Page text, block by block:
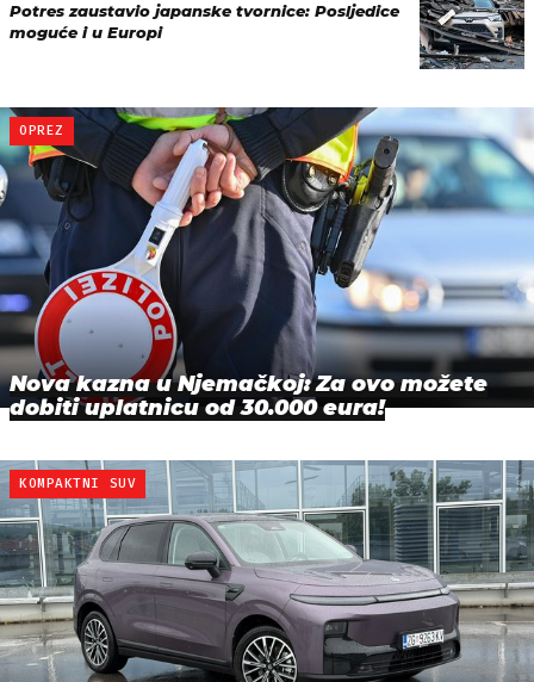
Potres zaustavio japanske tvornice: Posljedice
moguće i u Europi
OPREZ
Nova kazna u Njemačkoj: Za ovo možete
dobiti uplatnicu od 30.000 eura!
KOMPAKTNI SUV